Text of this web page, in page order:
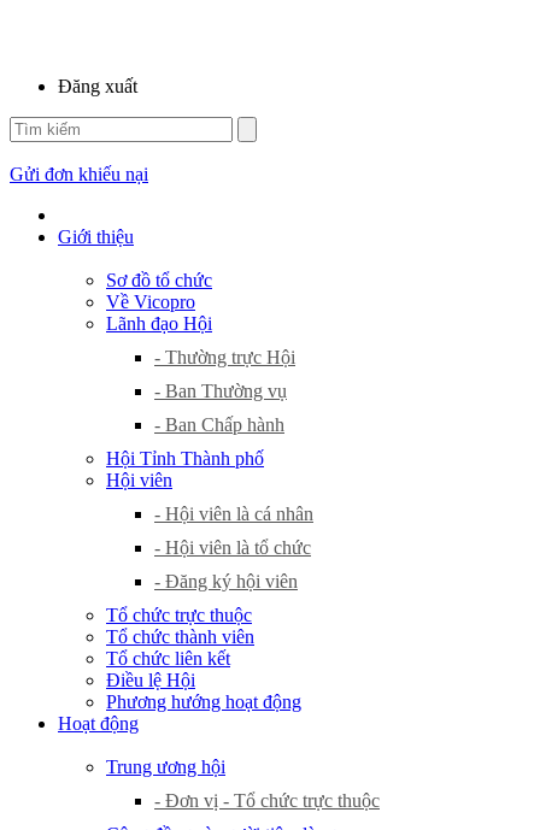
Đăng xuất
Gửi đơn khiếu nại
Giới thiệu
Sơ đồ tổ chức
Về Vicopro
Lãnh đạo Hội
- Thường trực Hội
- Ban Thường vụ
- Ban Chấp hành
Hội Tỉnh Thành phố
Hội viên
- Hội viên là cá nhân
- Hội viên là tổ chức
- Đăng ký hội viên
Tổ chức trực thuộc
Tổ chức thành viên
Tổ chức liên kết
Điều lệ Hội
Phương hướng hoạt động
Hoạt động
Trung ương hội
- Đơn vị - Tổ chức trực thuộc